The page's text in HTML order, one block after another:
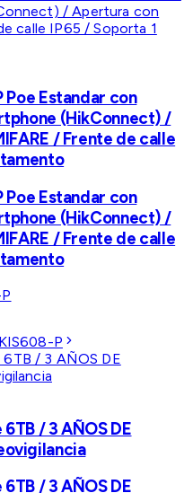
Estandar con
(HikConnect) /
/ Frente de calle
Estandar con
(HikConnect) /
/ Frente de calle
P
/ 3 AÑOS DE
/ 3 AÑOS DE